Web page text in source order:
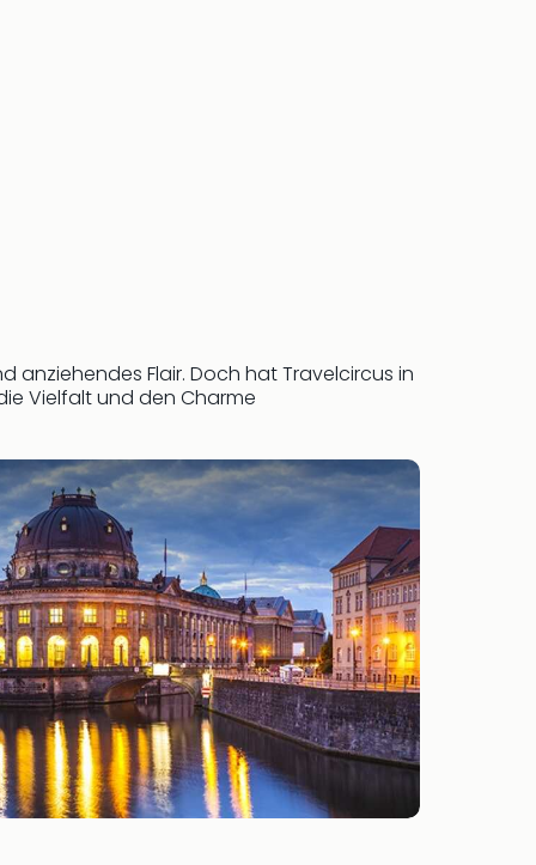
anziehendes Flair. Doch hat Travelcircus in
Vielfalt und den Charme